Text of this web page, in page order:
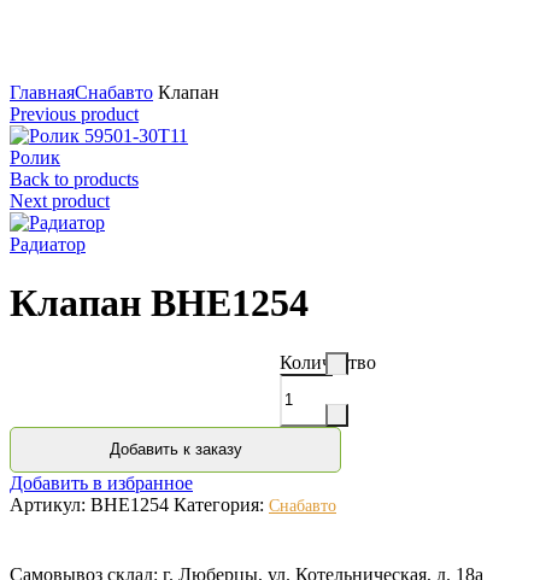
ГлавнаяСнабавто Клапан
Previous product
Ролик
Back to products
Next product
Радиатор
Клапан BHE1254
Количество
Добавить к заказу
Добавить в избранное
Артикул: BHE1254 Категория: Снабавто
Самовывоз склад: г. Люберцы, ул. Котельническая, д. 18а